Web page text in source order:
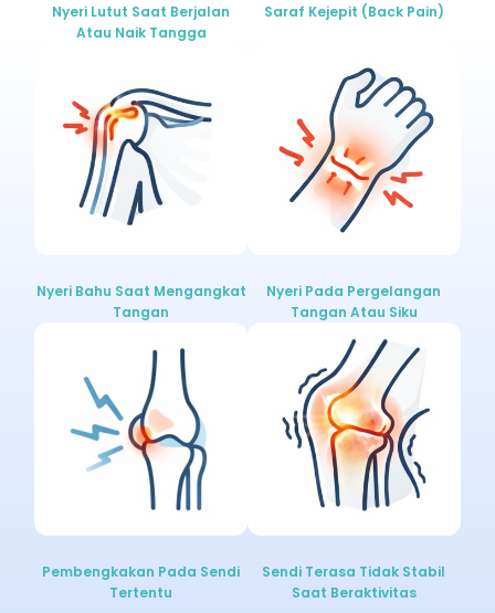
Nyeri Lutut Saat Berjalan
Atau Naik Tangga
Saraf Kejepit (back Pain)
Nyeri Bahu Saat Mengangkat
Tangan
Nyeri Pada Pergelangan
Tangan Atau Siku
Pembengkakan Pada Sendi
Tertentu
Sendi Terasa Tidak Stabil
Saat Beraktivitas